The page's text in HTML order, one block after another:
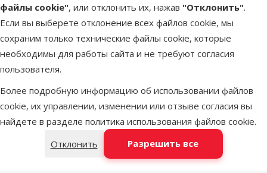
файлы cookie", или отклонить их, нажав "Отклонить".
Если вы выберете отклонение всех файлов cookie, мы
сохраним только технические файлы cookie, которые
необходимы для работы сайта и не требуют согласия
пользователя.
Более подробную информацию об использовании файлов
cookie, их управлении, изменении или отзыве согласия вы
найдете в разделе политика использования файлов cookie.
Отклонить
Разрешить все
Параметры
Размер
собаки
Миниатюрная, Маленькая, Средняя
Возраст
собаки
Взрослая собака
здоровья
костями / зубами, Чувствительные суставы
Состав и
вкус
Беззерновой, Свинина
Качество